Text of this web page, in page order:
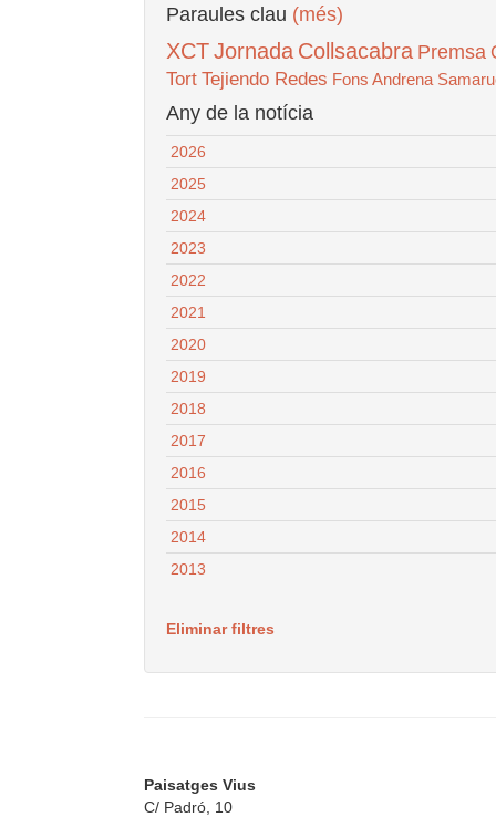
Paraules clau (més)
XCTJornada Collsacabra Premsa
Tort Tejiendo Redes Fons Andrena
Any de la notícia
2026
2025
2024
2023
2022
2021
2020
2019
2018
2017
2016
2015
2014
2013
Eliminar filtres
Paisatges Vius
C/ Padró, 10